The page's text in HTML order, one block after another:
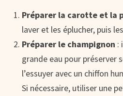
Préparer la carotte et la
laver et les éplucher, puis
Préparer le champignon :
grande eau pour préserver
l’essuyer avec un chiffon
Si nécessaire, utiliser une